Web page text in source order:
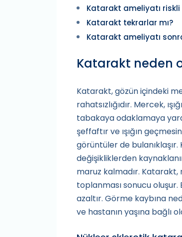
Katarakt ameliyatı
Katarakt tekrarlar mı?
Katarakt ameliyatı
Katarakt neden
Katarakt, gözün içindeki
rahatsızlığıdır. Mercek,
tabakaya odaklamaya
şeffaftır ve ışığın
görüntüler de
değişikliklerden
maruz kalmadır.
toplanması sonucu oluşur.
azaltır. Görme kaybına
ve hastanın yaşına bağlı